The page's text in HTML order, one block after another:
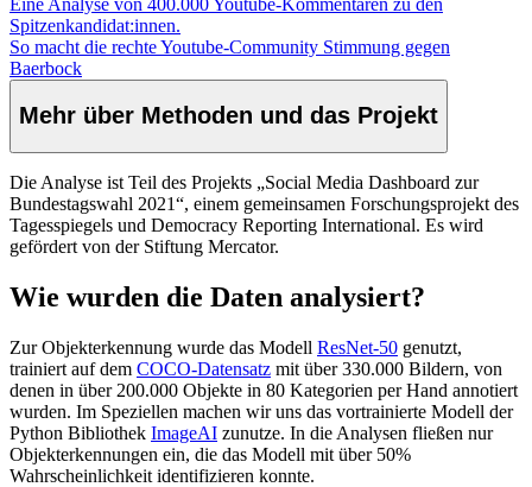
Spitzenkandidat:innen.
So macht die rechte Youtube-Community Stimmung gegen
Baerbock
Mehr über Methoden und das Projekt
Die Analyse ist Teil des Projekts „Social Media Dashboard zur
Bundestagswahl 2021“, einem gemeinsamen Forschungsprojekt des
Tagesspiegels und Democracy Reporting International. Es wird
gefördert von der Stiftung Mercator.
Wie wurden die Daten analysiert?
Zur Objekterkennung wurde das Modell ResNet-50 genutzt,
trainiert auf dem COCO-Datensatz mit über 330.000 Bildern, von
denen in über 200.000 Objekte in 80 Kategorien per Hand annotiert
wurden. Im Speziellen machen wir uns das vortrainierte Modell der
Python Bibliothek ImageAI zunutze. In die Analysen fließen nur
Objekterkennungen ein, die das Modell mit über 50%
Wahrscheinlichkeit identifizieren konnte.